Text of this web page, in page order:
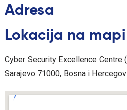
Adresa
Lokacija na mapi
Cyber Security Excellence Centre
Sarajevo 71000, Bosna i